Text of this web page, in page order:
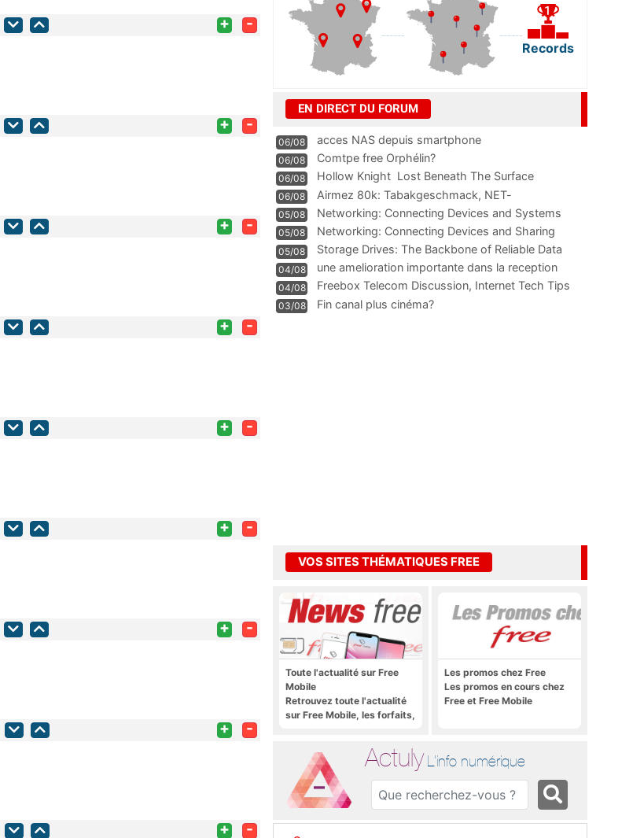
+ -
+ -
+ -
+ -
+ -
+ -
+ -
+ -
+ -
Records
EN DIRECT DU FORUM
06/08 acces NAS depuis smartphone
06/08 Comtpe free Orphélin?
06/08 Hollow Knight  Lost Beneath The Surface
06/08
Airmez 80k: Tabakgeschmack, NET-
Technologie und Leistung im
05/08 Networking: Connecting Devices and Systems
05/08
Networking: Connecting Devices and Sharing
Information
05/08
Storage Drives: The Backbone of Reliable Data
Management
04/08
une amelioration importante dans la reception
WIFI
04/08
Freebox Telecom Discussion, Internet Tech Tips
Communi
03/08 Fin canal plus cinéma?
VOS SITES THÉMATIQUES FREE
Toute l'actualité sur Free
Mobile
Retrouvez toute l'actualité
sur Free Mobile, les forfaits,
bien plus encore
Les promos chez Free
Les promos en cours chez
Free et Free Mobile
Actuly L'info numérique